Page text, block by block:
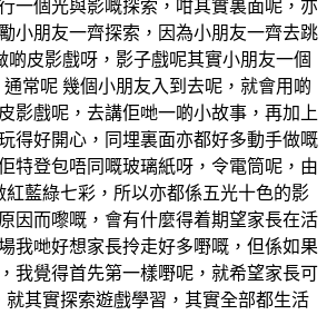
一個光與影嘅探索，咁其實裏面呢，亦
小朋友一齊探索，因為小朋友一齊去跳
啲皮影戲呀，影子戲呢其實小朋友一個
常呢 幾個小朋友入到去呢，就會用啲
影戲呢，去講佢哋一啲小故事，再加上
得好開心，同埋裏面亦都好多動手做嘅
特登包唔同嘅玻璃紙呀，令電筒呢，由
紅藍綠七彩，所以亦都係五光十色的影
因而嚟嘅，會有什麼得着期望家長在活
我哋好想家長拎走好多嘢嘅，但係如果
我覺得首先第一樣嘢呢，就希望家長可
就其實探索遊戲學習，其實全部都生活